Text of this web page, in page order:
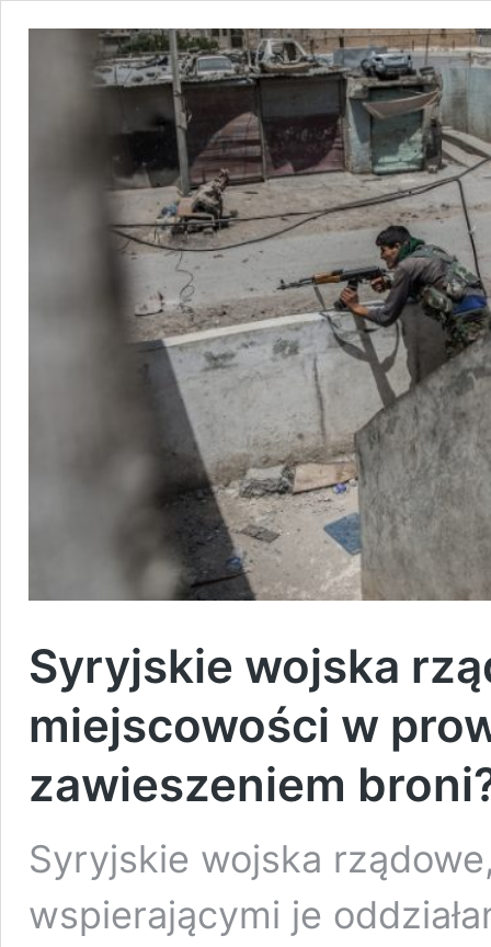
Syryjskie wojska
miejscowości w
zawieszeniem
Syryjskie wojska
wspierającymi je